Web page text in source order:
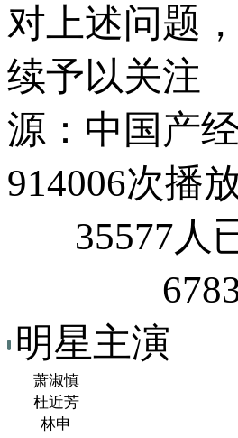
对上述问题
续予以关
源：中国产
914006次播
35577人
明星主演
萧淑慎
杜近芳
林申